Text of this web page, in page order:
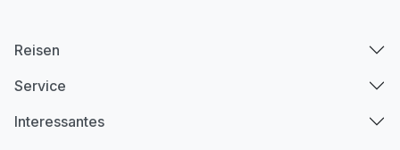
Reisen
Service
Interessantes